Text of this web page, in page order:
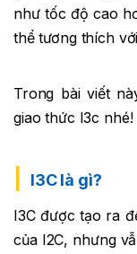
như tốc độ cao
thể tương thích
Trong bài viết
giao thức I3c nhé!
I3C là gì?
I3C được tạo ra
của I2C, nhưng